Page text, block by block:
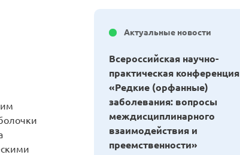
Актуальные новости
Всероссийская научно-
практическая конференция
«Редкие (орфанные)
заболевания: вопросы
междисциплинарного
взаимодействия и
преемственности»